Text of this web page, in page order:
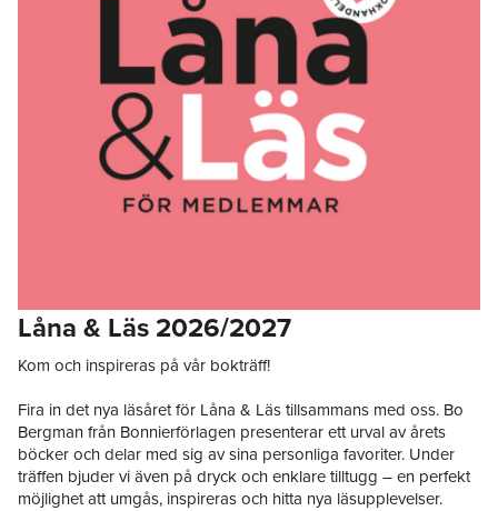
Låna & Läs 2026/2027
Kom och inspireras på vår bokträff!
Fira in det nya läsåret för Låna & Läs tillsammans med oss. Bo
Bergman från Bonnierförlagen presenterar ett urval av årets
böcker och delar med sig av sina personliga favoriter. Under
träffen bjuder vi även på dryck och enklare tilltugg – en perfekt
möjlighet att umgås, inspireras och hitta nya läsupplevelser.